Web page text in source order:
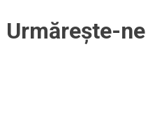
Urmărește-ne